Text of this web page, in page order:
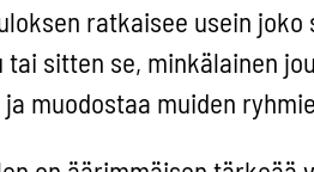
ratkaisee usein
tai sitten se, minkälainen
muodostaa muiden